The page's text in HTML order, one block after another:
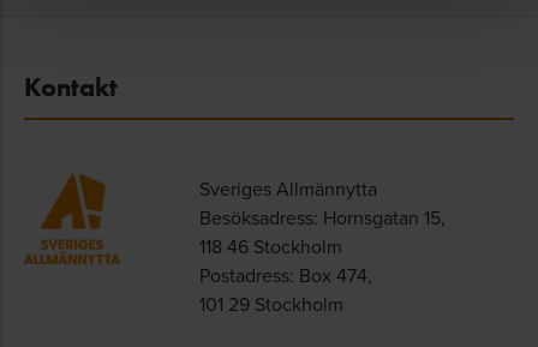
Kontakt
Sveriges Allmännytta
Besöksadress: Hornsgatan 15,
118 46 Stockholm
Postadress: Box 474,
101 29 Stockholm